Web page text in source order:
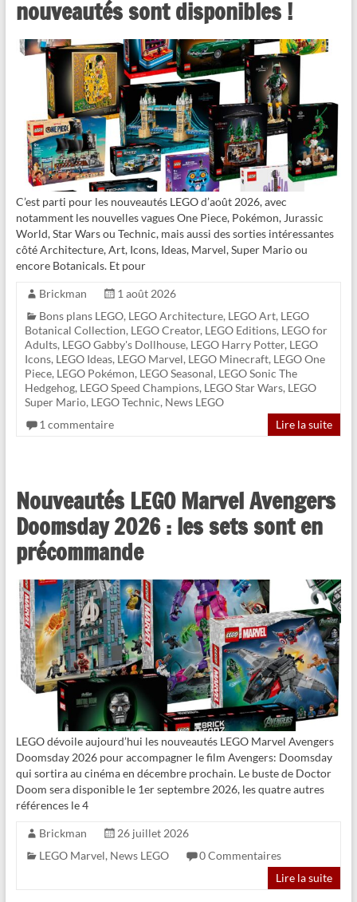
nouveautés sont disponibles !
C’est parti pour les nouveautés LEGO d’août 2026, avec
notamment les nouvelles vagues One Piece, Pokémon, Jurassic
World, Star Wars ou Technic, mais aussi des sorties intéressantes
côté Architecture, Art, Icons, Ideas, Marvel, Super Mario ou
encore Botanicals. Et pour
Brickman
1 août 2026
Bons plans LEGO, LEGO Architecture, LEGO Art, LEGO
Botanical Collection, LEGO Creator, LEGO Editions, LEGO for
Adults, LEGO Gabby's Dollhouse, LEGO Harry Potter, LEGO
Icons, LEGO Ideas, LEGO Marvel, LEGO Minecraft, LEGO One
Piece, LEGO Pokémon, LEGO Seasonal, LEGO Sonic The
Hedgehog, LEGO Speed Champions, LEGO Star Wars, LEGO
Super Mario, LEGO Technic, News LEGO
1 commentaire
Lire la suite
Nouveautés LEGO Marvel Avengers
Doomsday 2026 : les sets sont en
précommande
LEGO dévoile aujourd’hui les nouveautés LEGO Marvel Avengers
Doomsday 2026 pour accompagner le film Avengers: Doomsday
qui sortira au cinéma en décembre prochain. Le buste de Doctor
Doom sera disponible le 1er septembre 2026, les quatre autres
références le 4
Brickman
26 juillet 2026
LEGO Marvel, News LEGO
0 Commentaires
Lire la suite